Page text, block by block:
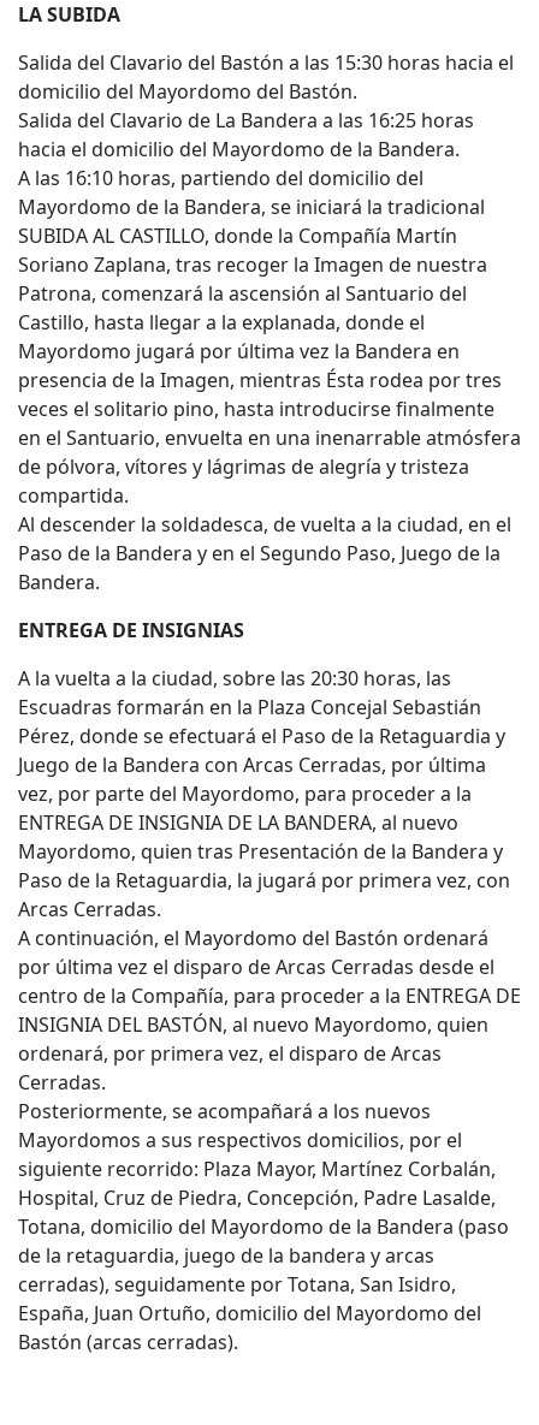
LA SUBIDA
Salida del Clavario del Bastón a las 15:30 horas hacia el
domicilio del Mayordomo del Bastón.
Salida del Clavario de La Bandera a las 16:25 horas
hacia el domicilio del Mayordomo de la Bandera.
A las 16:10 horas, partiendo del domicilio del
Mayordomo de la Bandera, se iniciará la tradicional
SUBIDA AL CASTILLO, donde la Compañía Martín
Soriano Zaplana, tras recoger la Imagen de nuestra
Patrona, comenzará la ascensión al Santuario del
Castillo, hasta llegar a la explanada, donde el
Mayordomo jugará por última vez la Bandera en
presencia de la Imagen, mientras Ésta rodea por tres
veces el solitario pino, hasta introducirse finalmente
en el Santuario, envuelta en una inenarrable atmósfera
de pólvora, vítores y lágrimas de alegría y tristeza
compartida.
Al descender la soldadesca, de vuelta a la ciudad, en el
Paso de la Bandera y en el Segundo Paso, Juego de la
Bandera.
ENTREGA DE INSIGNIAS
A la vuelta a la ciudad, sobre las 20:30 horas, las
Escuadras formarán en la Plaza Concejal Sebastián
Pérez, donde se efectuará el Paso de la Retaguardia y
Juego de la Bandera con Arcas Cerradas, por última
vez, por parte del Mayordomo, para proceder a la
ENTREGA DE INSIGNIA DE LA BANDERA, al nuevo
Mayordomo, quien tras Presentación de la Bandera y
Paso de la Retaguardia, la jugará por primera vez, con
Arcas Cerradas.
A continuación, el Mayordomo del Bastón ordenará
por última vez el disparo de Arcas Cerradas desde el
centro de la Compañía, para proceder a la ENTREGA DE
INSIGNIA DEL BASTÓN, al nuevo Mayordomo, quien
ordenará, por primera vez, el disparo de Arcas
Cerradas.
Posteriormente, se acompañará a los nuevos
Mayordomos a sus respectivos domicilios, por el
siguiente recorrido: Plaza Mayor, Martínez Corbalán,
Hospital, Cruz de Piedra, Concepción, Padre Lasalde,
Totana, domicilio del Mayordomo de la Bandera (paso
de la retaguardia, juego de la bandera y arcas
cerradas), seguidamente por Totana, San Isidro,
España, Juan Ortuño, domicilio del Mayordomo del
Bastón (arcas cerradas).